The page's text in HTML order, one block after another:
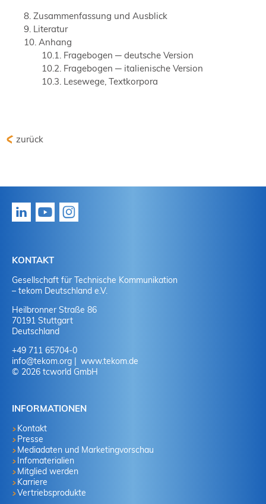
Zusammenfassung und Ausblick
Literatur
Anhang
Fragebogen ─ deutsche Version
Fragebogen ─ italienische Version
Lesewege, Textkorpora
zurück
KONTAKT
Gesellschaft für Technische Kommunikation
– tekom Deutschland e.V.
Heilbronner Straße 86
70191 Stuttgart
Deutschland
+49 711 65704-0
info@tekom.org
www.tekom.de
© 2026 tcworld GmbH
INFORMATIONEN
Kontakt
Presse
Mediadaten und Marketingvorschau
Infomaterialien
Mitglied werden
Karriere
Vertriebsprodukte